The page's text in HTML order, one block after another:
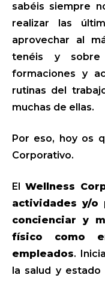
sabéis siempre
realizar las
aprovechar al
tenéis y
formaciones y
rutinas del
muchas de ellas.
Por eso, hoy os
Corporativo.
El Wellness
actividades y/o
concienciar y
físico como
empleados.
la salud y